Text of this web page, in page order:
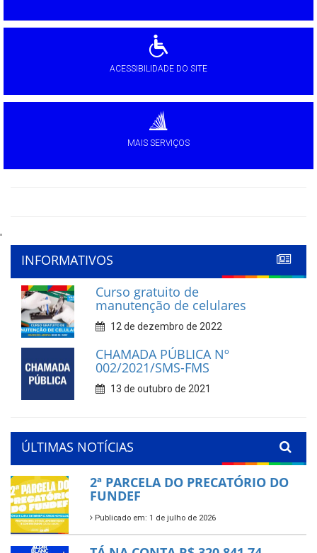
ACESSIBILIDADE DO SITE
MAIS SERVIÇOS
'
INFORMATIVOS
Curso gratuito de
manutenção de celulares
12 de dezembro de 2022
CHAMADA PÚBLICA Nº
002/2021/SMS-FMS
13 de outubro de 2021
ÚLTIMAS NOTÍCIAS
2ª PARCELA DO PRECATÓRIO DO
FUNDEF
Publicado em: 1 de julho de 2026